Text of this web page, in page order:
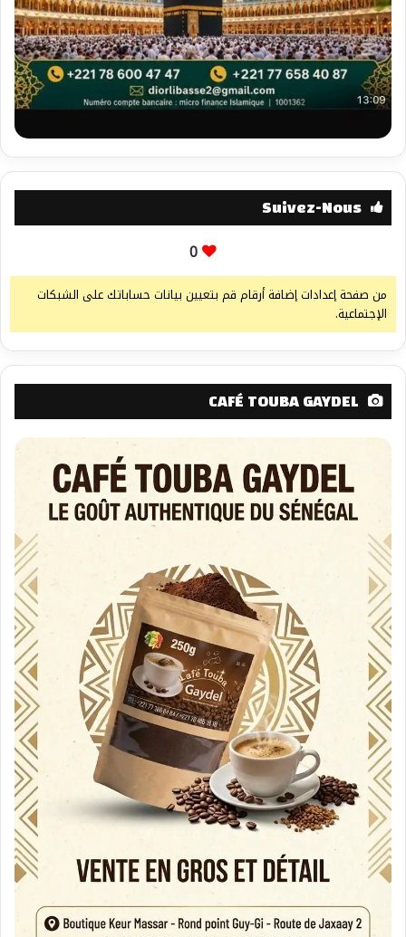
Suivez-Nous
0
من صفحة إعدادات إضافة أرقام قم بتعيين بيانات حساباتك على الشبكات
الإجتماعية.
CAFÉ TOUBA GAYDEL